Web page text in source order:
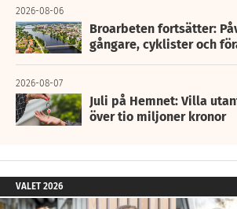
2026-08-06
Broarbeten fortsätter:
gångare, cyklister och
2026-08-07
Juli på Hemnet: Villa
över tio miljoner kronor
VALET 2026